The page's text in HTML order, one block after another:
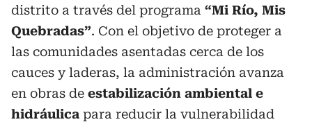
distrito a través del programa “Mi Río, Mis
Quebradas”. Con el objetivo de proteger a
las comunidades asentadas cerca de los
cauces y laderas, la administración avanza
en obras de estabilización ambiental e
hidráulica para reducir la vulnerabilidad